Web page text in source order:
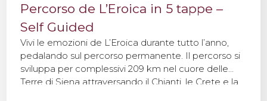
Percorso de L’Eroica in 5 tappe –
Self Guided
Vivi le emozioni de L’Eroica durante tutto l’anno,
pedalando sul percorso permanente. Il percorso si
sviluppa per complessivi 209 km nel cuore delle
Terre di Siena attraversando il Chianti, le Crete e la